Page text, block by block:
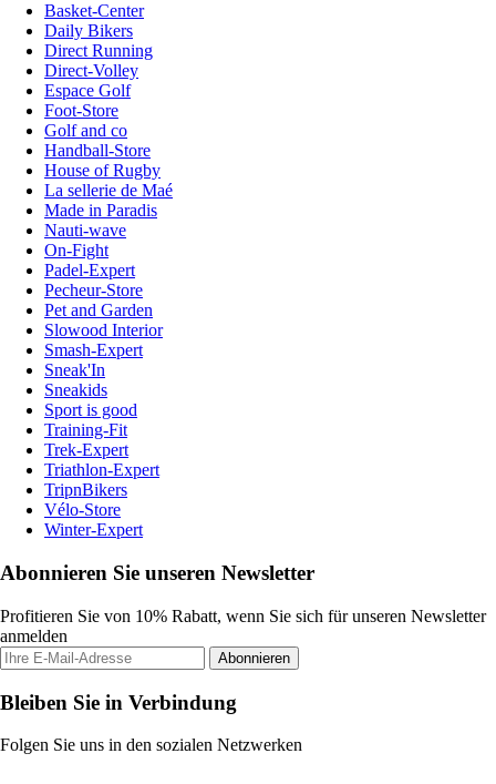
Basket-Center
Daily Bikers
Direct Running
Direct-Volley
Espace Golf
Foot-Store
Golf and co
Handball-Store
House of Rugby
La sellerie de Maé
Made in Paradis
Nauti-wave
On-Fight
Padel-Expert
Pecheur-Store
Pet and Garden
Slowood Interior
Smash-Expert
Sneak'In
Sneakids
Sport is good
Training-Fit
Trek-Expert
Triathlon-Expert
TripnBikers
Vélo-Store
Winter-Expert
Abonnieren Sie unseren Newsletter
Profitieren Sie von 10% Rabatt, wenn Sie sich für unseren Newsletter
anmelden
Abonnieren
Bleiben Sie in Verbindung
Folgen Sie uns in den sozialen Netzwerken